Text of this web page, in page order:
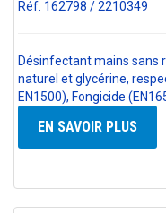
Réf. 162798 / 2210349
Désinfectant mains sans
naturel et glycérine,
EN1500), Fongicide
EN SAVOIR PLUS